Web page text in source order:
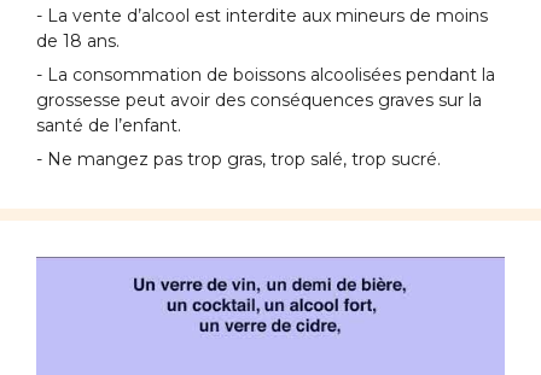
- La vente d’alcool est interdite aux mineurs de moins
de 18 ans.
- La consommation de boissons alcoolisées pendant la
grossesse peut avoir des conséquences graves sur la
santé de l’enfant.
- Ne mangez pas trop gras, trop salé, trop sucré.